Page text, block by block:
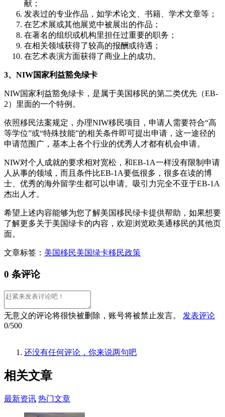
献；
发表过的专业作品，如学术论文、书籍、学术文章等；
在艺术展或其他展览中被展出的作品；
在著名的组织或机构里担任过重要的职务；
在相关领域获得了较高的报酬或待遇；
在艺术表演方面获得了商业上的成功。
3、NIW国家利益豁免绿卡
NIW国家利益豁免绿卡，是属于美国移民的第二类优先（EB-
2）里面的一个特例。
依照移民法案规定，办理NIW移民项目，申请人需要符合“高
等学位”或“特殊技能”的相关条件即可提出申请，这一途径的
申请范围广，基本上各个行业的优秀人才都有机会申请。
NIW对个人成就的要求相对宽松，和EB-1A一样没有限制申请
人从事的领域，而且条件比EB-1A要低很多，很多在读的博
士、优秀的海外留学生都可以申请。吸引力完全不亚于EB-1A
杰出人才。
希望上述内容能够为您了解美国移民绿卡提供帮助，如果想要
了解更多关于美国绿卡的内容，欢迎浏览欧美通移民的其他页
面。
文章标签： 美国移民美国绿卡移民政策
0 条评论
无意义的评论将很快被删除，账号将被禁止发言。
发表评论
0/500
还没有任何评论，你来说两句吧
相关文章
最新资讯 热门文章